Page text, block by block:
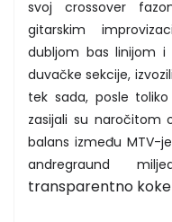
svoj crossover
gitarskim
dubljom bas linijom i
duvačke sekcije,
tek sada, posle
zasijali su naročitom
balans između MTV-
andregraund
transparentno